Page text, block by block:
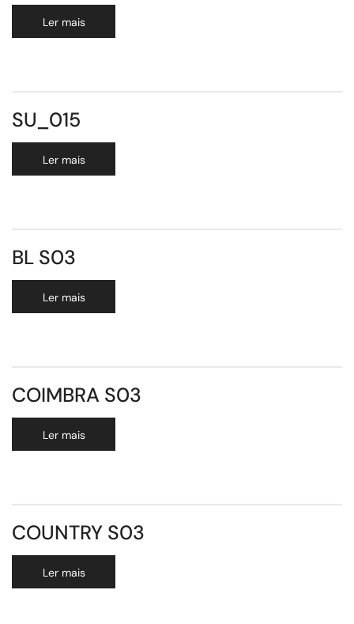
Ler mais
SU_015
Ler mais
BL S03
Ler mais
COIMBRA S03
Ler mais
COUNTRY S03
Ler mais